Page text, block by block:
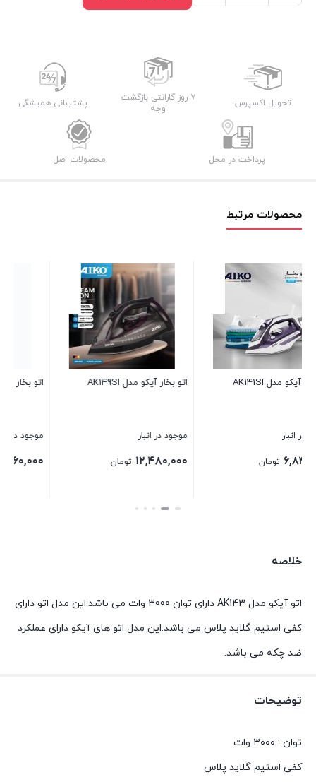
AK143SI
تحویل اکسپرس
۷ روز گارانتی بازگشت
وجه
پشتیبانی همیشگی
پرداخت در محل محصولات اصل
محصولات مرتبط
اتو بخار AK145SI
۶,۹۶۰,۰۰۰
بخارگر دستی آیکو مدل AK602FS
۱۰,۵۶۰,۰۰۰
خلاصه
اتو آیکو مدل AK143 دارای توان 3000 وات می باشد.این مدل اتو دارای
کفی استیم گلاید پلاس می باشد.این مدل اتو های آیکو دارای عملکرد
ضد چکه می باشد.
توضیحات
توان : ۳۰۰۰ وات
کفی استیم گلاید پلاس